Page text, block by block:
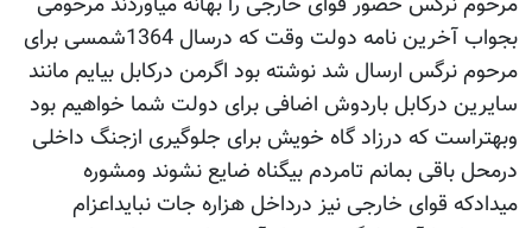
بجواب آخرین نامه دولت وقت که درسال 1364شمسی برای
مرحوم نرگس ارسال شد نوشته بود اگرمن درکابل بیایم مانند
سایرین درکابل باردوش اضافی برای دولت شما خواهیم بود
وبهتراست که درزاد گاه خویش برای جلوگیری ازجنگ داخلی
درمحل باقی بمانم تامردم بیگناه ضایع نشوند ومشوره
میدادکه قوای خارجی نیز درداخل هزاره جات نبایداعزام